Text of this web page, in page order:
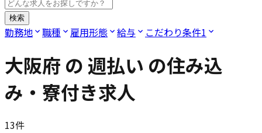
検索
勤務地 職種 雇用形態 給与 こだわり条件1
大阪府 の週払い の住み込
み・寮付き求人
13件